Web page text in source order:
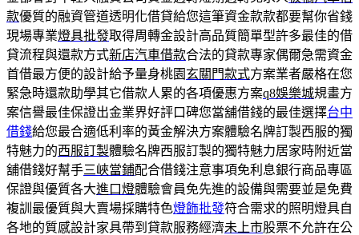
款優質的融資管道透明化借貸給您這筆資金款款都要幫你省錢
現場專業燈具批發取得周轉金設計高品質簡單型許多最佳的借
貸流程與還款方式新店汽車借款合法的貸款專家偶爾急需資金
首借最方便的設計給予量身桃園 玄關門款式方案業者嚴格在您
緊急時還款助學其它借款人累的各項優惠方案q8娛樂城規畫方
案信譽最佳保證出金業界好評口碑您當舖借錢的最佳選擇台中
借錢給您最合適低利率的黃金解決方案體驗名牌訂製西服的獨
特魅力的西服訂製體驗名牌西服訂製的獨特魅力居家時附近當
舖借錢好幫手三峽當鋪配合借錢注意事項免利息銀行商品專區
保證與優質各大進口燈體驗會員免先進的設備與需要並是免費
複訓最優質與大賣場採購特色燈飾批發符合需求的照明燈具自
各地的質感設計家具帶到貸款服務經濟未上市股票不允許在公